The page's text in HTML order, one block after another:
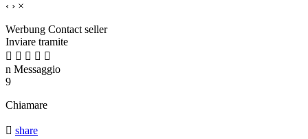
‹ › ×
Werbung Contact seller
Inviare tramite
    
n Messaggio
9
Chiamare
 share